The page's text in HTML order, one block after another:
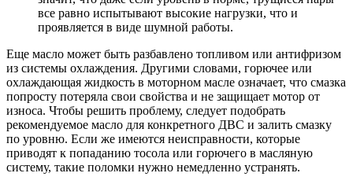
все равно испытывают высокие нагрузки, что и
проявляется в виде шумной работы.
Еще масло может быть разбавлено топливом или антифризом
из системы охлаждения. Другими словами, горючее или
охлаждающая жидкость в моторном масле означает, что смазка
попросту потеряла свои свойства и не защищает мотор от
износа. Чтобы решить проблему, следует подобрать
рекомендуемое масло для конкретного ДВС и залить смазку
по уровню. Если же имеются неисправности, которые
приводят к попаданию тосола или горючего в масляную
систему, такие поломки нужно немедленно устранять.